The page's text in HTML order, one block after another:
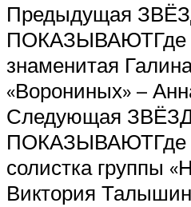
Предыдущая
ПОКАЗЫВАЮТГде
знаменитая
«Ворониных» –
Следующая
ПОКАЗЫВАЮТГде
солистка группы
Виктория